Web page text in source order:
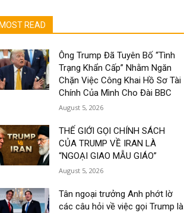
MOST READ
Ông Trump Đã Tuyên Bố “Tình
Trạng Khẩn Cấp” Nhằm Ngăn
Chặn Việc Công Khai Hồ Sơ Tài
Chính Của Mình Cho Đài BBC
August 5, 2026
THẾ GIỚI GỌI CHÍNH SÁCH
CỦA TRUMP VỀ IRAN LÀ
“NGOẠI GIAO MẪU GIÁO”
August 5, 2026
Tân ngoại trưởng Anh phớt lờ
các câu hỏi về việc gọi Trump là